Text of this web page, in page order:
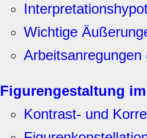
Wichtige
Figurengestaltung
Kontrast- und